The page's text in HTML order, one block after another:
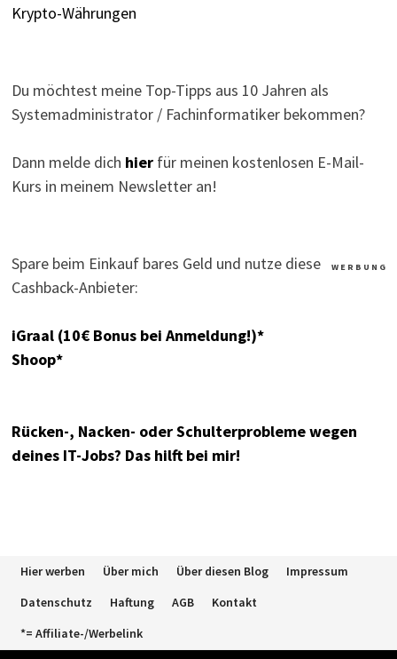
Krypto-Währungen
Du möchtest meine Top-Tipps aus 10 Jahren als
Systemadministrator / Fachinformatiker bekommen?
Dann melde dich hierfür meinen kostenlosen E-Mail-
Kurs in meinem Newsletter an!
W E R B U N G
Spare beim Einkauf bares Geld und nutze diese
Cashback-Anbieter:
iGraal (10€ Bonus bei Anmeldung!)*
Shoop*
Rücken-, Nacken- oder Schulterprobleme wegen
deines IT-Jobs? Das hilft bei mir!
Hier werben Über mich Über diesen Blog
Impressum
Datenschutz
Haftung AGB
Kontakt
*= Affiliate-/Werbelink